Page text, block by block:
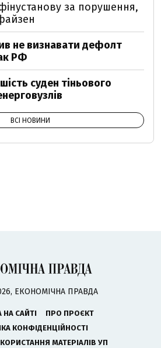
за порушення,
не визнавати дефолт
РФ
суден тіньового
ВСІ НОВИНИ
ЕКОНОМІЧНА ПРАВДА
НА САЙТІ
ПРО ПРОЄКТ
КОНФІДЕНЦІЙНОСТІ
МАТЕРІАЛІВ УП